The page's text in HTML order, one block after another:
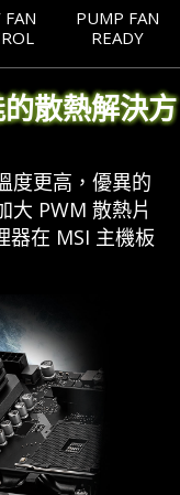
FAN
PUMP FAN
READY
散熱解決方
度更高，優異的
大 PWM 散熱片
器在 MSI 主機板